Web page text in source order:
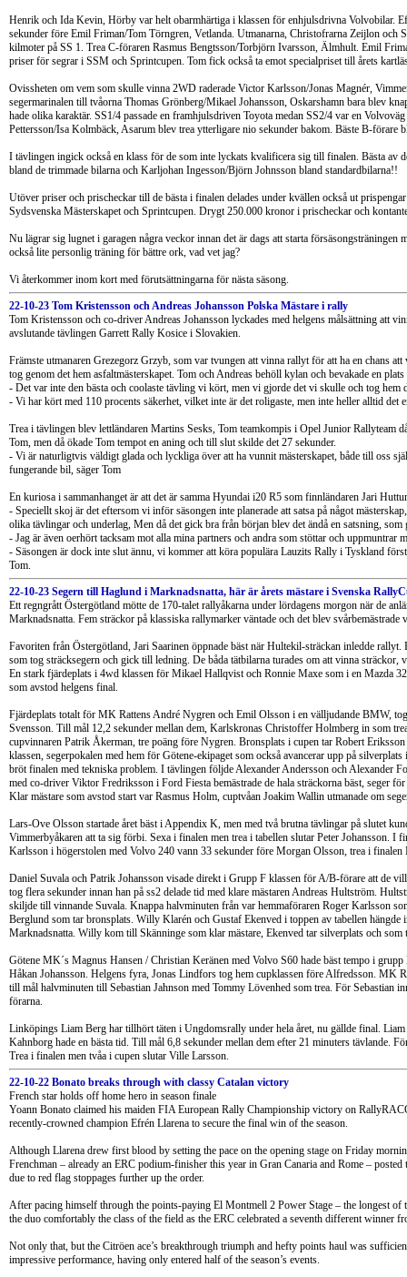
Henrik och Ida Kevin, Hörby var helt obarmhärtiga i klassen för enhjulsdrivna Volvobilar.
sekunder före Emil Friman/Tom Törngren, Vetlanda. Utmanarna, Christofrarna Zeijlon och
kilmoter på SS 1. Trea C-föraren Rasmus Bengtsson/Torbjörn Ivarsson, Älmhult. Emil
priser för segrar i SSM och Sprintcupen. Tom fick också ta emot specialpriset till årets
Ovissheten om vem som skulle vinna 2WD raderade Victor Karlsson/Jonas Magnér,
segermarinalen till tvåorna Thomas Grönberg/Mikael Johansson, Oskarshamn bara blev
hade olika karaktär. SS1/4 passade en framhjulsdriven Toyota medan SS2/4 var en
Pettersson/Isa Kolmbäck, Asarum blev trea ytterligare nio sekunder bakom. Bäste B-förare
I tävlingen ingick också en klass för de som inte lyckats kvalificera sig till finalen. Bästa av
bland de trimmade bilarna och Karljohan Ingesson/Björn Johnsson bland standardbilarna!!
Utöver priser och prischeckar till de bästa i finalen delades under kvällen också ut
Sydsvenska Mästerskapet och Sprintcupen. Drygt 250.000 kronor i prischeckar och
Nu lägrar sig lugnet i garagen några veckor innan det är dags att starta
också lite personlig träning för bättre ork, vad vet jag?
Vi återkommer inom kort med förutsättningarna för nästa säsong.
22-10-23 Tom Kristensson och Andreas Johansson Polska Mästare i rally
Tom Kristensson och co-driver Andreas Johansson lyckades med helgens målsättning att
avslutande tävlingen Garrett Rally Kosice i Slovakien.
Främste utmanaren Grezegorz Grzyb, som var tvungen att vinna rallyt för att ha en chans
tog genom det hem asfaltmästerskapet. Tom och Andreas behöll kylan och bevakade en
- Det var inte den bästa och coolaste tävling vi kört, men vi gjorde det vi skulle och tog hem
- Vi har kört med 110 procents säkerhet, vilket inte är det roligaste, men inte heller alltid
Trea i tävlingen blev lettländaren Martins Sesks, Tom teamkompis i Opel Junior Rallyteam
Tom, men då ökade Tom tempot en aning och till slut skilde det 27 sekunder.
- Vi är naturligtvis väldigt glada och lyckliga över att ha vunnit mästerskapet, både till oss
fungerande bil, säger Tom
En kuriosa i sammanhanget är att det är samma Hyundai i20 R5 som finnländaren Jari
- Speciellt skoj är det eftersom vi inför säsongen inte planerade att satsa på något
olika tävlingar och underlag, Men då det gick bra från början blev det ändå en satsning, som
- Jag är även oerhört tacksam mot alla mina partners och andra som stöttar och
- Säsongen är dock inte slut ännu, vi kommer att köra populära Lauzits Rally i Tyskland
Tom.
22-10-23 Segern till Haglund i Marknadsnatta, här är årets mästare i Svenska
Ett regngrått Östergötland mötte de 170-talet rallyåkarna under lördagens morgon när de
Marknadsnatta. Fem sträckor på klassiska rallymarker väntade och det blev svårbemästrade
Favoriten från Östergötland, Jari Saarinen öppnade bäst när Hultekil-sträckan inledde
som tog sträcksegern och gick till ledning. De båda tätbilarna turades om att vinna
En stark fjärdeplats i 4wd klassen för Mikael Hallqvist och Ronnie Maxe som i en Mazda
som avstod helgens final.
Fjärdeplats totalt för MK Rattens André Nygren och Emil Olsson i en välljudande BMW,
Svensson. Till mål 12,2 sekunder mellan dem, Karlskronas Christoffer Holmberg in som
cupvinnaren Patrik Åkerman, tre poäng före Nygren. Bronsplats i cupen tar Robert
klassen, segerpokalen med hem för Götene-ekipaget som också avancerar upp på
bröt finalen med tekniska problem. I tävlingen följde Alexander Andersson och Alexander
med co-driver Viktor Fredriksson i Ford Fiesta bemästrade de hala sträckorna bäst, seger
Klar mästare som avstod start var Rasmus Holm, cuptvåan Joakim Wallin utmanade om
Lars-Ove Olsson startade året bäst i Appendix K, men med två brutna tävlingar på slutet
Vimmerbyåkaren att ta sig förbi. Sexa i finalen men trea i tabellen slutar Peter Johansson.
Karlsson i högerstolen med Volvo 240 vann 33 sekunder före Morgan Olsson, trea i
Daniel Suvala och Patrik Johansson visade direkt i Grupp F klassen för A/B-förare att de
tog flera sekunder innan han på ss2 delade tid med klare mästaren Andreas Hultström.
skiljde till vinnande Suvala. Knappa halvminuten från var hemmaföraren Roger Karlsson
Berglund som tar bronsplats. Willy Klarén och Gustaf Ekenved i toppen av tabellen
Marknadsnatta. Willy kom till Skänninge som klar mästare, Ekenved tar silverplats och
Götene MK´s Magnus Hansen / Christian Keränen med Volvo S60 hade bäst tempo i
Håkan Johansson. Helgens fyra, Jonas Lindfors tog hem cupklassen före Alfredsson. MK
till mål halvminuten till Sebastian Jahnson med Tommy Lövenhed som trea. För Sebastian
förarna.
Linköpings Liam Berg har tillhört täten i Ungdomsrally under hela året, nu gällde final.
Kahnborg hade en bästa tid. Till mål 6,8 sekunder mellan dem efter 21 minuters tävlande.
Trea i finalen men tvåa i cupen slutar Ville Larsson.
22-10-22 Bonato breaks through with classy Catalan victory
French star holds off home hero in season finale
Yoann Bonato claimed his maiden FIA European Rally Championship victory on
recently-crowned champion Efrén Llarena to secure the final win of the season.
Although Llarena drew first blood by setting the pace on the opening stage on Friday
Frenchman – already an ERC podium-finisher this year in Gran Canaria and Rome –
due to red flag stoppages further up the order.
After pacing himself through the points-paying El Montmell 2 Power Stage – the longest
the duo comfortably the class of the field as the ERC celebrated a seventh different winner
Not only that, but the Citröen ace’s breakthrough triumph and hefty points haul was
impressive performance, having only entered half of the season’s events.